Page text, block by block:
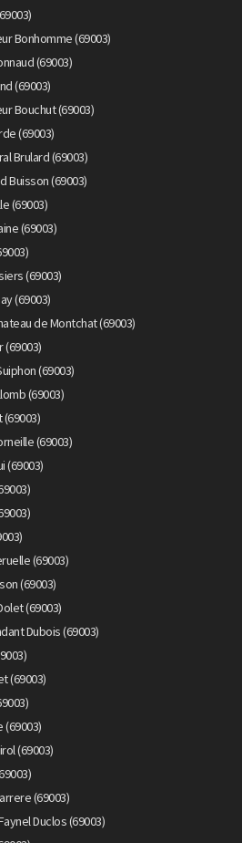
Bonhomme (69003)
(69003)
(69003)
Bouchut (69003)
(69003)
Brulard (69003)
Buisson (69003)
(69003)
(69003)
(69003)
(69003)
de Montchat (69003)
(69003)
(69003)
(69003)
(69003)
(69003)
(69003)
(69003)
Dubois (69003)
(69003)
(69003)
(69003)
Duclos (69003)